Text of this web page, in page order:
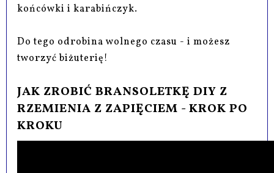
końcówki i karabińczyk.
Do tego odrobina wolnego czasu - i możesz
tworzyć biżuterię!
JAK ZROBIĆ BRANSOLETKĘ DIY Z
RZEMIENIA Z ZAPIĘCIEM - KROK PO
KROKU